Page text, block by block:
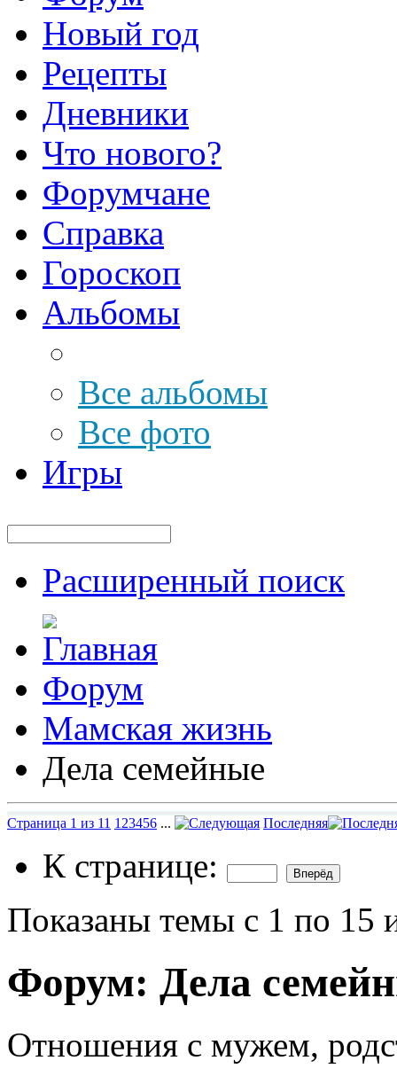
Новый год
Рецепты
Дневники
Что нового?
Форумчане
Справка
Гороскоп
Альбомы
Все альбомы
Все фото
Игры
Расширенный поиск
Форум
Мамская жизнь
Дела семейные
Страница 1 из 11 1 23456 ... Последняя
К странице:
Показаны темы с 1 по 15
Форум: Дела
Отношения с мужем,